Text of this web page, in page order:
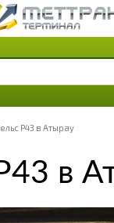
Р43 в Атырау
в